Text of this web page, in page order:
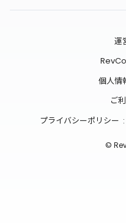
運
個人情
ご
プライバシーポリシー
©